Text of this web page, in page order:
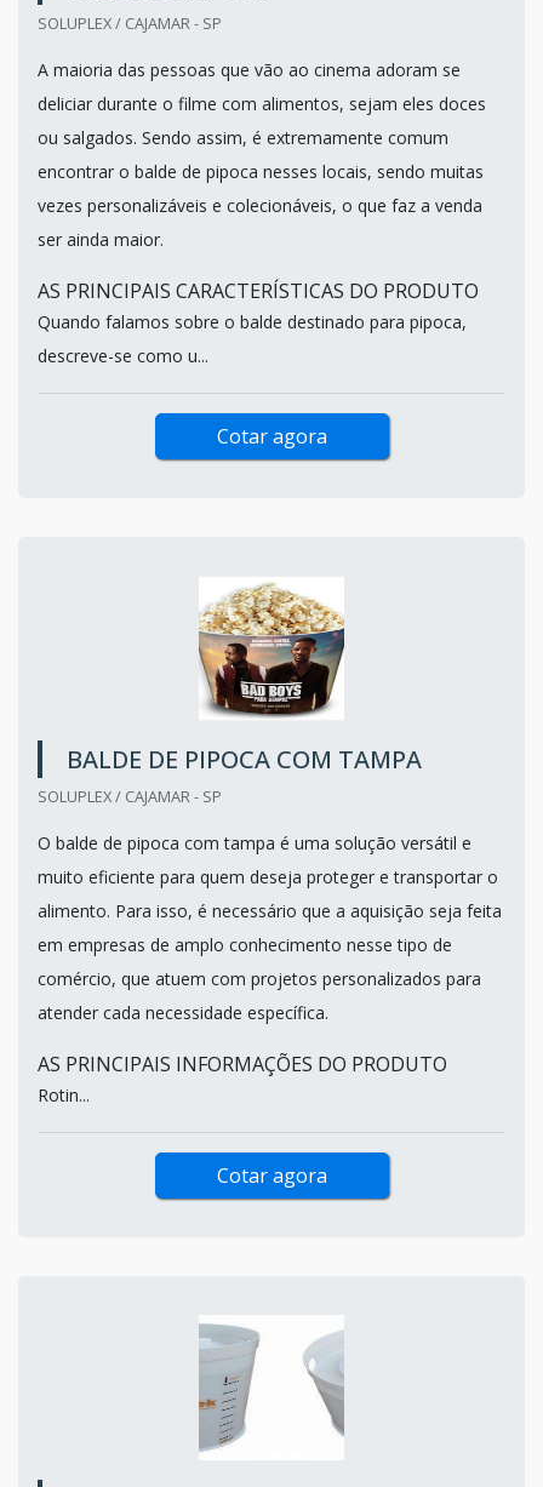
SOLUPLEX / CAJAMAR - SP
A maioria das pessoas que vão ao cinema adoram se
deliciar durante o filme com alimentos, sejam eles doces
ou salgados. Sendo assim, é extremamente comum
encontrar o balde de pipoca nesses locais, sendo muitas
vezes personalizáveis e colecionáveis, o que faz a venda
ser ainda maior.
AS PRINCIPAIS CARACTERÍSTICAS DO PRODUTO
Quando falamos sobre o balde destinado para pipoca,
descreve-se como u...
Cotar agora
BALDE DE PIPOCA COM TAMPA
SOLUPLEX / CAJAMAR - SP
O balde de pipoca com tampa é uma solução versátil e
muito eficiente para quem deseja proteger e transportar o
alimento. Para isso, é necessário que a aquisição seja feita
em empresas de amplo conhecimento nesse tipo de
comércio, que atuem com projetos personalizados para
atender cada necessidade específica.
AS PRINCIPAIS INFORMAÇÕES DO PRODUTO
Rotin...
Cotar agora